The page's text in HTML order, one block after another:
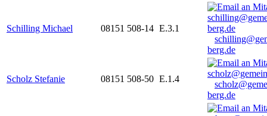
Schilling Michael 08151 508-14 E.3.1
berg.de
Scholz Stefanie 08151 508-50 E.1.4
berg.de